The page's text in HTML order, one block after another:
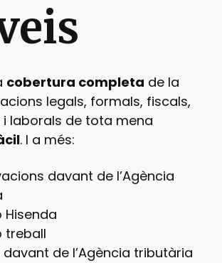
cobertura completa de la
legals, formals, fiscals,
laborals de tota mena
. I a més:
davant de l’Agència
Hisenda
treball
davant de l’Agència tributària